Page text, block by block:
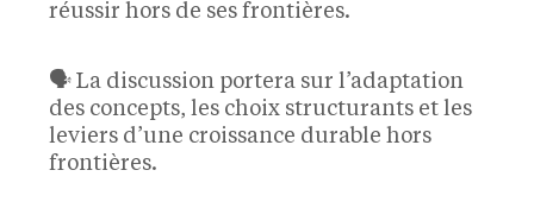
réussir hors de ses frontières.
🗣️ La discussion portera sur l’adaptation
des concepts, les choix structurants et les
leviers d’une croissance durable hors
frontières.